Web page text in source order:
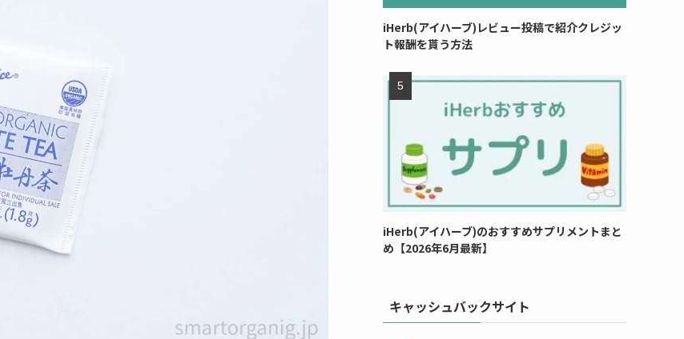
iHerb(アイハーブ)レビュー投稿で紹介クレジッ
ト報酬を貰う方法
iHerb(アイハーブ)のおすすめサプリメントまと
め【2026年6月最新】
キャッシュバックサイト